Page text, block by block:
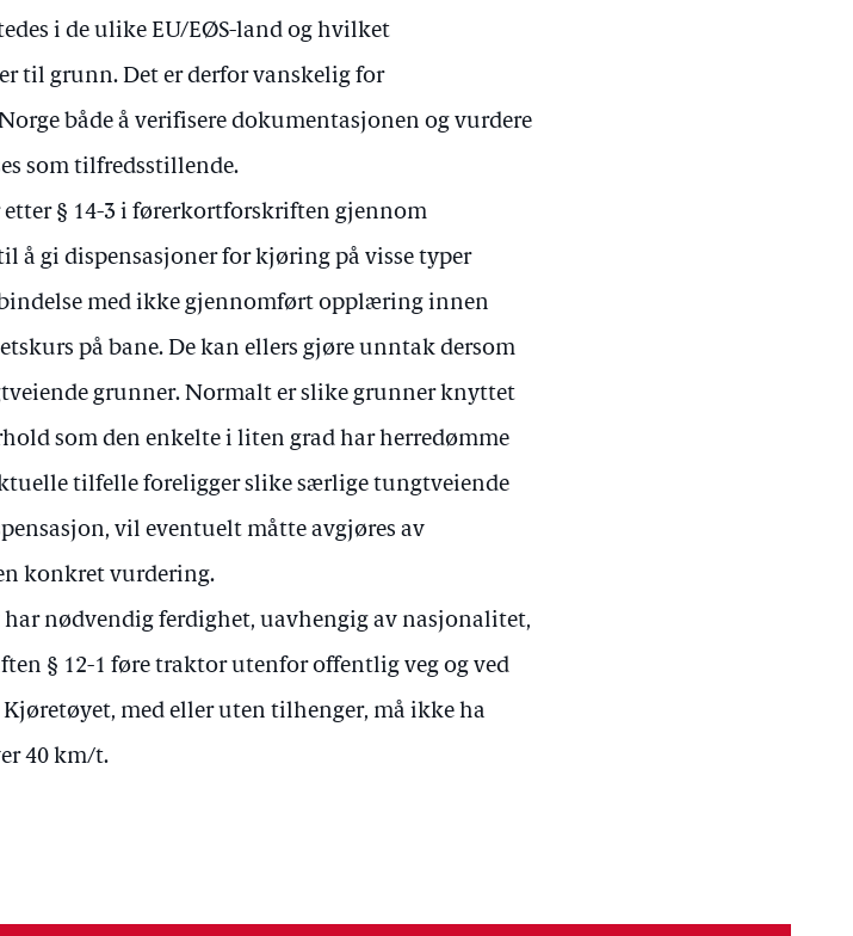
i de ulike EU/EØS-land og hvilket
til grunn. Det er derfor vanskelig for
både å verifisere dokumentasjonen og vurdere
som tilfredsstillende.
§ 14-3 i førerkortforskriften gjennom
å gi dispensasjoner for kjøring på visse typer
med ikke gjennomført opplæring innen
på bane. De kan ellers gjøre unntak dersom
grunner. Normalt er slike grunner knyttet
som den enkelte i liten grad har herredømme
tilfelle foreligger slike særlige tungtveiende
vil eventuelt måtte avgjøres av
konkret vurdering.
har nødvendig ferdighet, uavhengig av nasjonalitet,
§ 12-1 føre traktor utenfor offentlig veg og ved
med eller uten tilhenger, må ikke ha
40 km/t.